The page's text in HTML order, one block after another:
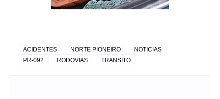
ACIDENTES NORTE PIONEIRO
NOTICIAS
PR-092
RODOVIAS TRANSITO